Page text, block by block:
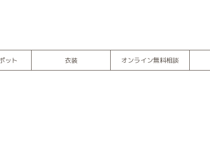
ット 衣装 オンライン無料相談